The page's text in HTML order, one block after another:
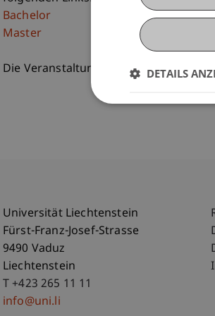
Bachelor
Master
Die Veranstaltungen sind jederzeit frei
Universität Liechtenstein
Fürst-Franz-Josef-Strasse
9490 Vaduz
Liechtenstein
T +423 265 11 11
info@uni.li
DETAILS